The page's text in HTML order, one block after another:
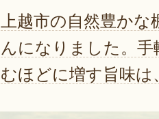
上越市の自然豊か
んになりました。
むほどに増す旨味は